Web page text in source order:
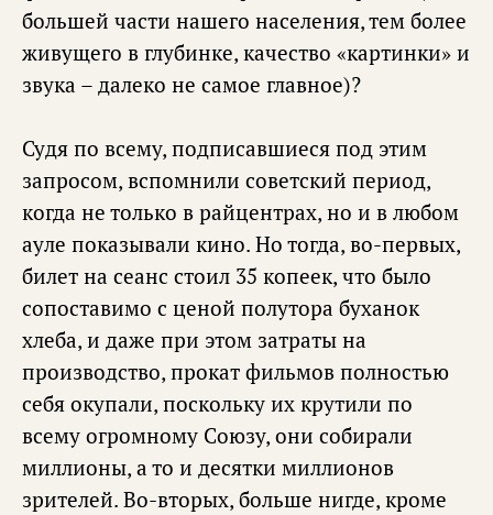
большей части нашего населения, тем более
живущего в глубинке, качество «картинки» и
звука – далеко не самое главное)?
Судя по всему, подписавшиеся под этим
запросом, вспомнили советский период,
когда не только в райцентрах, но и в любом
ауле показывали кино. Но тогда, во-первых,
билет на сеанс стоил 35 копеек, что было
сопоставимо с ценой полутора буханок
хлеба, и даже при этом затраты на
производство, прокат фильмов полностью
себя окупали, поскольку их крутили по
всему огромному Союзу, они собирали
миллионы, а то и десятки миллионов
зрителей. Во-вторых, больше нигде, кроме